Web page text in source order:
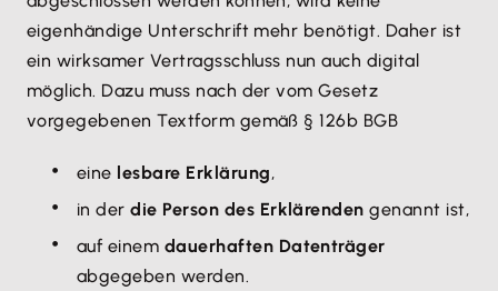
eigenhändige Unterschrift mehr benötigt. Daher ist
ein wirksamer Vertragsschluss nun auch digital
möglich. Dazu muss nach der vom Gesetz
vorgegebenen Textform gemäß § 126b BGB
eine lesbare Erklärung,
in derdie Person des Erklärenden genannt ist,
auf einem dauerhaften Datenträger
abgegeben werden.